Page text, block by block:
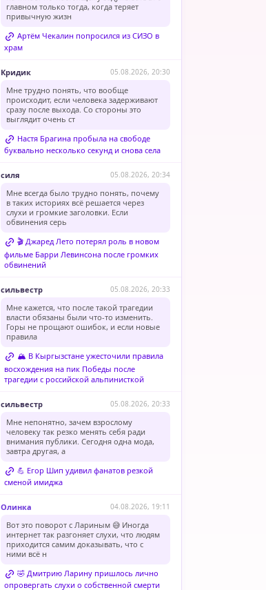
главном только тогда, когда теряет
привычную жизн
Артём Чекалин попросился из СИЗО в
храм
Кридик 05.08.2026, 20:30
Мне трудно понять, что вообще
происходит, если человека задерживают
сразу после выхода. Со стороны это
выглядит очень ст
Настя Брагина пробыла на свободе
буквально несколько секунд и снова села
силя 05.08.2026, 20:34
Мне всегда было трудно понять, почему
в таких историях всё решается через
слухи и громкие заголовки. Если
обвинения серь
🎬 Джаред Лето потерял роль в новом
фильме Барри Левинсона после громких
обвинений
сильвестр 05.08.2026, 20:33
Мне кажется, что после такой трагедии
власти обязаны были что-то изменить.
Горы не прощают ошибок, и если новые
правила
🏔️ В Кыргызстане ужесточили правила
восхождения на пик Победы после
трагедии с российской альпинисткой
сильвестр 05.08.2026, 20:33
Мне непонятно, зачем взрослому
человеку так резко менять себя ради
внимания публики. Сегодня одна мода,
завтра другая, а
💪 Егор Шип удивил фанатов резкой
сменой имиджа
Олинка 04.08.2026, 19:11
Вот это поворот с Лариным 😅 Иногда
интернет так разгоняет слухи, что людям
приходится самим доказывать, что с
ними всё н
🤣 Дмитрию Ларину пришлось лично
опровергать слухи о собственной смерти